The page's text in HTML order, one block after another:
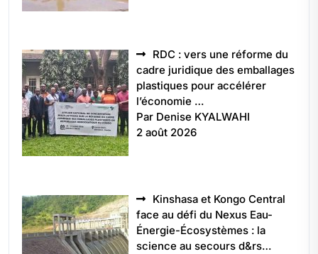
RDC : vers une réforme du
cadre juridique des emballages
plastiques pour accélérer
l’économie …
Par Denise KYALWAHI
2 août 2026
Kinshasa et Kongo Central
face au défi du Nexus Eau-
Énergie-Écosystèmes : la
science au secours d&rs…